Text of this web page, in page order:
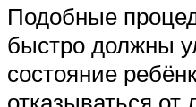
Подобные
быстро должны
состояние